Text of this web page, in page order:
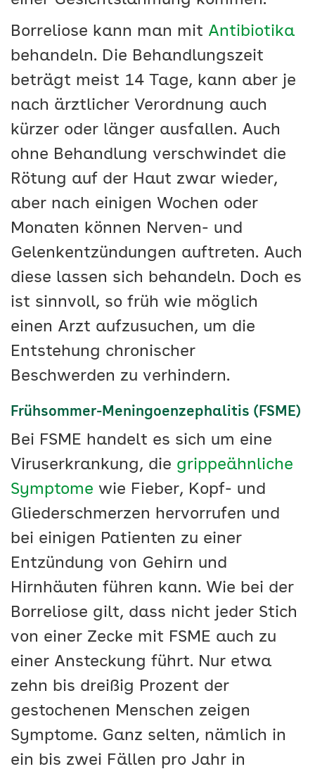
Borreliose kann man mit Antibiotika
behandeln. Die Behandlungszeit
beträgt meist 14 Tage, kann aber je
nach ärztlicher Verordnung auch
kürzer oder länger ausfallen. Auch
ohne Behandlung verschwindet die
Rötung auf der Haut zwar wieder,
aber nach einigen Wochen oder
Monaten können Nerven- und
Gelenkentzündungen auftreten. Auch
diese lassen sich behandeln. Doch es
ist sinnvoll, so früh wie möglich
einen Arzt aufzusuchen, um die
Entstehung chronischer
Beschwerden zu verhindern.
Frühsommer-Meningoenzephalitis (FSME)
Bei FSME handelt es sich um eine
Viruserkrankung, die grippeähnliche
Symptome wie Fieber, Kopf- und
Gliederschmerzen hervorrufen und
bei einigen Patienten zu einer
Entzündung von Gehirn und
Hirnhäuten führen kann. Wie bei der
Borreliose gilt, dass nicht jeder Stich
von einer Zecke mit FSME auch zu
einer Ansteckung führt. Nur etwa
zehn bis dreißig Prozent der
gestochenen Menschen zeigen
Symptome. Ganz selten, nämlich in
ein bis zwei Fällen pro Jahr in